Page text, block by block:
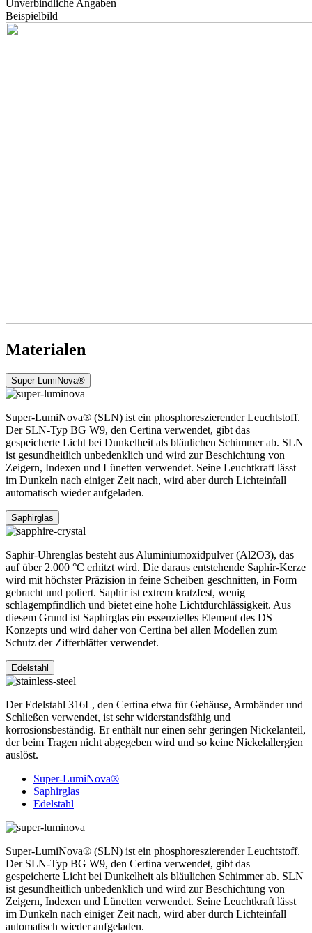
Unverbindliche Angaben
Beispielbild
Materialen
Super-LumiNova®
Super-LumiNova® (SLN) ist ein phosphoreszierender Leuchtstoff.
Der SLN-Typ BG W9, den Certina verwendet, gibt das
gespeicherte Licht bei Dunkelheit als bläulichen Schimmer ab. SLN
ist gesundheitlich unbedenklich und wird zur Beschichtung von
Zeigern, Indexen und Lünetten verwendet. Seine Leuchtkraft lässt
im Dunkeln nach einiger Zeit nach, wird aber durch Lichteinfall
automatisch wieder aufgeladen.
Saphirglas
Saphir-Uhrenglas besteht aus Aluminiumoxidpulver (Al2O3), das
auf über 2.000 °C erhitzt wird. Die daraus entstehende Saphir-Kerze
wird mit höchster Präzision in feine Scheiben geschnitten, in Form
gebracht und poliert. Saphir ist extrem kratzfest, wenig
schlagempfindlich und bietet eine hohe Lichtdurchlässigkeit. Aus
diesem Grund ist Saphirglas ein essenzielles Element des DS
Konzepts und wird daher von Certina bei allen Modellen zum
Schutz der Zifferblätter verwendet.
Edelstahl
Der Edelstahl 316L, den Certina etwa für Gehäuse, Armbänder und
Schließen verwendet, ist sehr widerstandsfähig und
korrosionsbeständig. Er enthält nur einen sehr geringen Nickelanteil,
der beim Tragen nicht abgegeben wird und so keine Nickelallergien
auslöst.
Super-LumiNova®
Saphirglas
Edelstahl
Super-LumiNova® (SLN) ist ein phosphoreszierender Leuchtstoff.
Der SLN-Typ BG W9, den Certina verwendet, gibt das
gespeicherte Licht bei Dunkelheit als bläulichen Schimmer ab. SLN
ist gesundheitlich unbedenklich und wird zur Beschichtung von
Zeigern, Indexen und Lünetten verwendet. Seine Leuchtkraft lässt
im Dunkeln nach einiger Zeit nach, wird aber durch Lichteinfall
automatisch wieder aufgeladen.